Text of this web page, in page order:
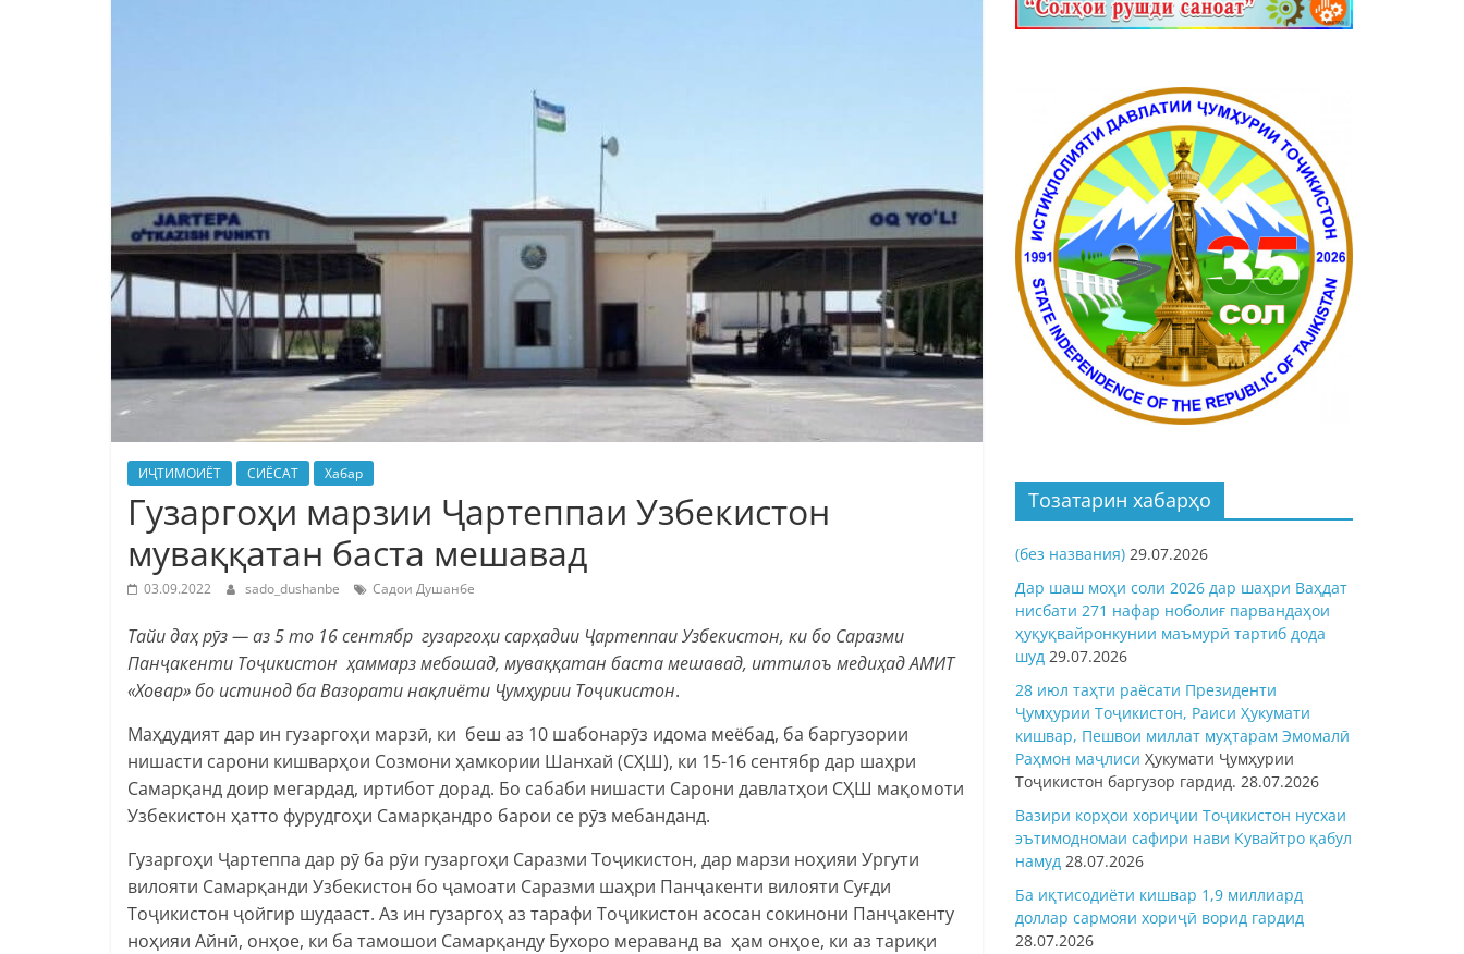
ИҶТИМОИЁТ СИЁСАТ Хабар
Гузаргоҳи марзии Ҷартеппаи Узбекистон
муваққатан баста мешавад
03.09.2022 sado_dushanbe Садои Душанбе
Тайи даҳ рӯз — аз 5 то 16 сентябр гузаргоҳи сарҳадии Ҷартеппаи Узбекистон, ки бо Саразми
Панҷакенти Тоҷикистон ҳаммарз мебошад, муваққатан баста мешавад, иттилоъ медиҳад АМИТ
«Ховар» бо истинод ба Вазорати нақлиёти Ҷумҳурии Тоҷикистон.
Маҳдудият дар ин гузаргоҳи марзӣ, ки беш аз 10 шабонарӯз идома меёбад, ба баргузории
нишасти сарони кишварҳои Созмони ҳамкории Шанхай (СҲШ), ки 15-16 сентябр дар шаҳри
Самарқанд доир мегардад, иртибот дорад. Бо сабаби нишасти Сарони давлатҳои СҲШ мақомоти
Узбекистон ҳатто фурудгоҳи Самарқандро барои се рӯз мебанданд.
Гузаргоҳи Ҷартеппа дар рӯ ба рӯи гузаргоҳи Саразми Тоҷикистон, дар марзи ноҳияи Ургути
вилояти Самарқанди Узбекистон бо ҷамоати Саразми шаҳри Панҷакенти вилояти Суғди
Тоҷикистон ҷойгир шудааст. Аз ин гузаргоҳ аз тарафи Тоҷикистон асосан сокинони Панҷакенту
ноҳияи Айнӣ, онҳое, ки ба тамошои Самарқанду Бухоро мераванд ва ҳам онҳое, ки аз тариқи
Тозатарин хабарҳо
(без названия) 29.07.2026
Дар шаш моҳи соли 2026 дар шаҳри Ваҳдат
нисбати 271 нафар ноболиғ парвандаҳои
ҳуқуқвайронкунии маъмурӣ тартиб дода
шуд 29.07.2026
28 июл таҳти раёсати Президенти
Ҷумҳурии Тоҷикистон, Раиси Ҳукумати
кишвар, Пешвои миллат муҳтарам Эмомалӣ
Раҳмон маҷлиси Ҳукумати Ҷумҳурии
Тоҷикистон баргузор гардид. 28.07.2026
Вазири корҳои хориҷии Тоҷикистон нусхаи
эътимодномаи сафири нави Кувайтро қабул
намуд 28.07.2026
Ба иқтисодиёти кишвар 1,9 миллиард
доллар сармояи хориҷӣ ворид гардид
28.07.2026